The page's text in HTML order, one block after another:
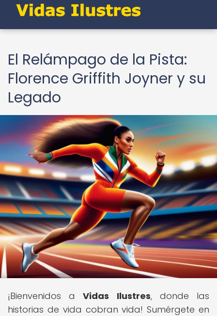
El Relámpago de la Pista:
Florence Griffith Joyner y su
Legado
¡Bienvenidos aVidas Ilustres, donde las
historias de vida cobran vida! Sumérgete en